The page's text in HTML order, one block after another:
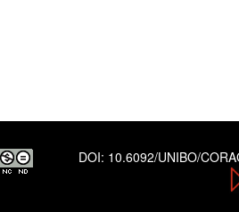
DOI: 10.6092/UNIBO/